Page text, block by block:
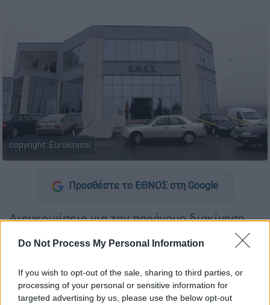
Do Not Process My Personal Information
If you wish to opt-out of the sale, sharing to third parties, or
processing of your personal or sensitive information for
targeted advertising by us, please use the below opt-out
copyright: Eurokinissi
Προσθέστε το ΕΘΝΟΣ στη Google
Διευκρινίσεις για την παράνομη διακίνηση
"Αχιβάδα", στο Δέλτα του Έβρου τα οποία
Αλεξανδρούπολης, δίνει ο Ενιαίος Φορέας
Ελέγχου Τροφίμων.